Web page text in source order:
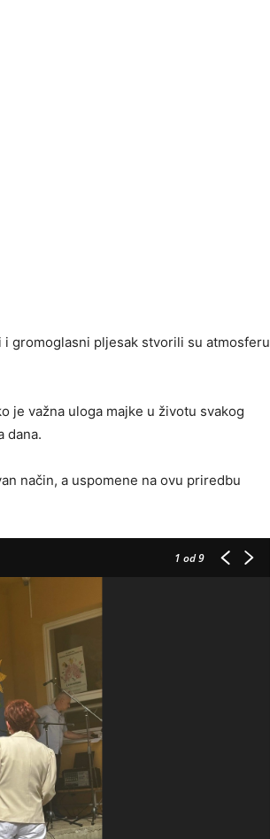
gromoglasni pljesak stvorili su atmosferu
je važna uloga majke u životu svakog
dana.
način, a uspomene na ovu priredbu
1 od 9